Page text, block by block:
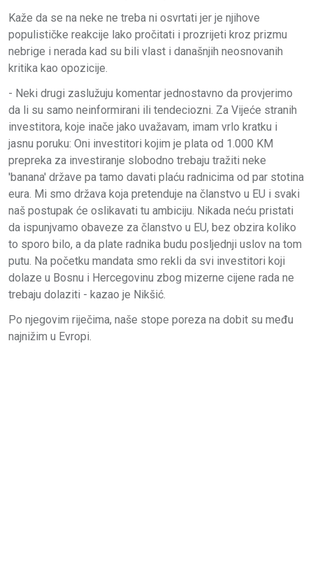
Kaže da se na neke ne treba ni osvrtati jer je njihove
populističke reakcije lako pročitati i prozrijeti kroz prizmu
nebrige i nerada kad su bili vlast i današnjih neosnovanih
kritika kao opozicije.
- Neki drugi zaslužuju komentar jednostavno da provjerimo
da li su samo neinformirani ili tendeciozni. Za Vijeće stranih
investitora, koje inače jako uvažavam, imam vrlo kratku i
jasnu poruku: Oni investitori kojim je plata od 1.000 KM
prepreka za investiranje slobodno trebaju tražiti neke
'banana' države pa tamo davati plaću radnicima od par stotina
eura. Mi smo država koja pretenduje na članstvo u EU i svaki
naš postupak će oslikavati tu ambiciju. Nikada neću pristati
da ispunjvamo obaveze za članstvo u EU, bez obzira koliko
to sporo bilo, a da plate radnika budu posljednji uslov na tom
putu. Na početku mandata smo rekli da svi investitori koji
dolaze u Bosnu i Hercegovinu zbog mizerne cijene rada ne
trebaju dolaziti - kazao je Nikšić.
Po njegovim riječima, naše stope poreza na dobit su među
najnižim u Evropi.